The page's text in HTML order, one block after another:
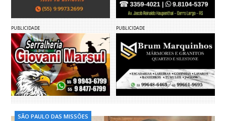
PUBLICIDADE PUBLICIDADE
SÃO PAULO DAS MISSÕES